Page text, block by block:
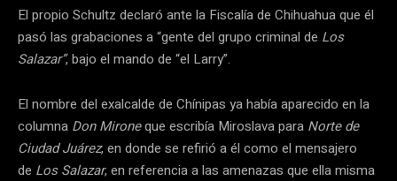
El propio Schultz declaró ante la Fiscalía de Chihuahua que él
pasó las grabaciones a “gente del grupo criminal de Los
Salazar”, bajo el mando de “el Larry”.
El nombre del exalcalde de Chínipas ya había aparecido en la
columna Don Mironeque escribía Miroslava para Norte de
Ciudad Juárez, en donde se refirió a él como el mensajero
de Los Salazar, en referencia a las amenazas que ella misma